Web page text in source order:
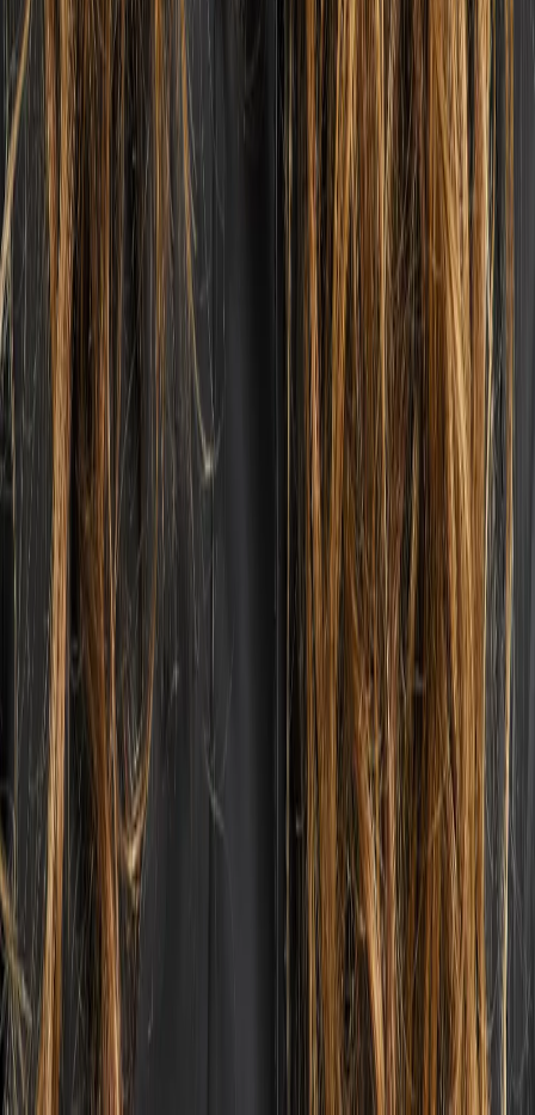
18.03.2026
Sadesuoja on mahtava! Mukava käyttää!
🇩🇪 Johanna Translated from Show original